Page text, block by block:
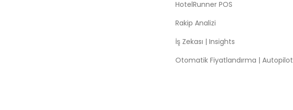
HotelRunner POS
Rakip Analizi
İş Zekası | Insights
Otomatik Fiyatlandırma | Autopilot